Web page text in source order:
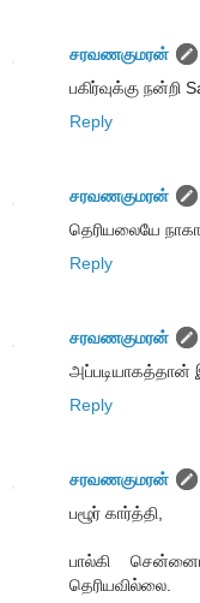
சரவணகுமரன்
பகிர்வுக்கு நன்றி
Reply
சரவணகுமரன்
தெரியலையே நாகா
Reply
சரவணகுமரன்
அப்படியாகத்தான்
Reply
சரவணகுமரன்
பழூர் கார்த்தி,
பால்கி
தெரியவில்லை.